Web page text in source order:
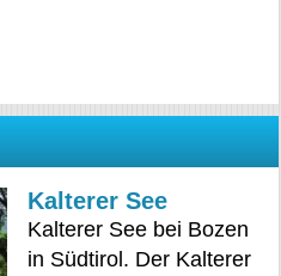
Kalterer See
Kalterer See bei Bozen
in Südtirol. Der Kalterer